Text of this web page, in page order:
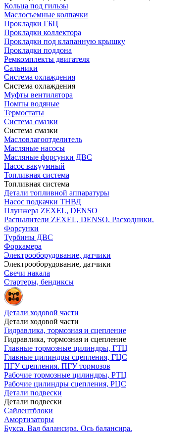
Кольца под гильзы
Маслосъемные колпачки
Прокладки ГБЦ
Прокладки коллектора
Прокладки под клапанную крышку
Прокладки поддона
Ремкомплекты двигателя
Сальники
Система охлаждения
Система охлаждения
Муфты вентилятора
Помпы водяные
Термостаты
Система смазки
Система смазки
Масловлагоотделитель
Масляные насосы
Масляные форсунки ДВС
Насос вакуумный
Топливная система
Топливная система
Детали топливной аппаратуры
Насос подкачки ТНВД
Плунжера ZEXEL, DENSO
Распылители ZEXEL, DENSO. Расходники.
Форсунки
Турбины ДВС
Форкамера
Электрооборудование, датчики
Электрооборудование, датчики
Свечи накала
Стартеры, бендиксы
Детали ходовой части
Детали ходовой части
Гидравлика, тормозная и сцепление
Гидравлика, тормозная и сцепление
Главные тормозные цилиндры, ГТЦ
Главные цилиндры сцепления, ГЦС
ПГУ сцепления. ПГУ тормозов
Рабочие тормозные цилиндры, РТЦ
Рабочие цилиндры сцепления, РЦС
Детали подвески
Детали подвески
Cайлентблоки
Амортизаторы
Букса. Вал балансира. Ось балансира.